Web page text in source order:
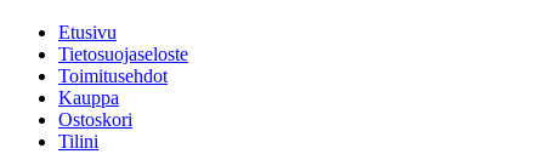
Etusivu
Tietosuojaseloste
Toimitusehdot
Kauppa
Ostoskori
Tilini